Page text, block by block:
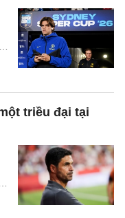
triều đại tại